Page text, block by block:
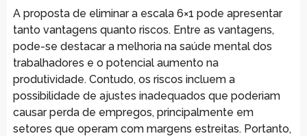
A proposta de eliminar a escala 6×1 pode apresentar
tanto vantagens quanto riscos. Entre as vantagens,
pode-se destacar a melhoria na saúde mental dos
trabalhadores e o potencial aumento na
produtividade. Contudo, os riscos incluem a
possibilidade de ajustes inadequados que poderiam
causar perda de empregos, principalmente em
setores que operam com margens estreitas. Portanto,